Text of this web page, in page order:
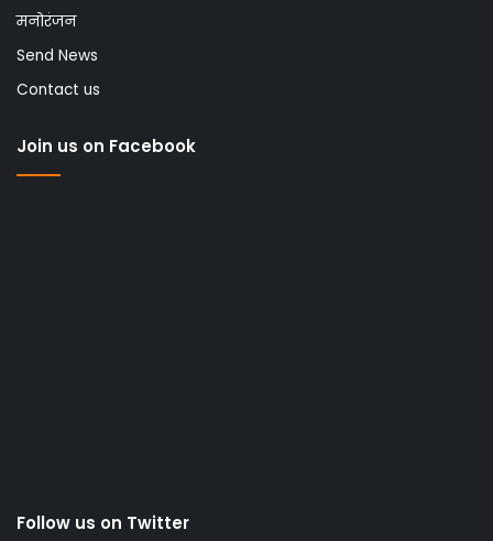
मनोरंजन
Send News
Contact us
Join us on Facebook
Follow us on Twitter